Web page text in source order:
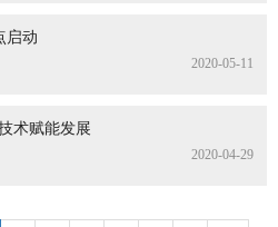
启动
2020-05-11
术赋能发展
2020-04-29